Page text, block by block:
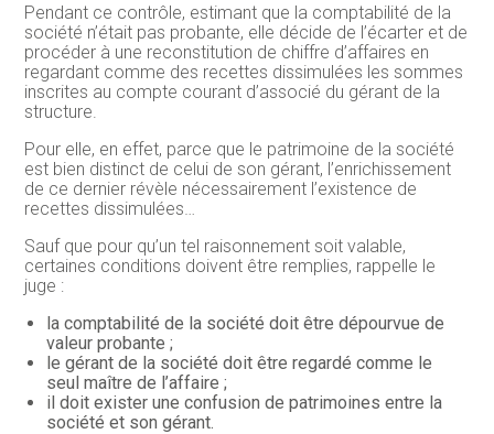
Pendant ce contrôle, estimant que la comptabilité de la
société n’était pas probante, elle décide de l’écarter et de
procéder à une reconstitution de chiffre d’affaires en
regardant comme des recettes dissimulées les sommes
inscrites au compte courant d’associé du gérant de la
structure.
Pour elle, en effet, parce que le patrimoine de la société
est bien distinct de celui de son gérant, l’enrichissement
de ce dernier révèle nécessairement l’existence de
recettes dissimulées…
Sauf que pour qu’un tel raisonnement soit valable,
certaines conditions doivent être remplies, rappelle le
juge :
la comptabilité de la société doit être dépourvue de
valeur probante ;
le gérant de la société doit être regardé comme le
seul maître de l’affaire ;
il doit exister une confusion de patrimoines entre la
société et son gérant.